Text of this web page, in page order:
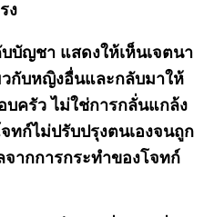
ง
บบัญชา แสดงให้เห็นเจตนา
วกับหญิงอื่นและกลับมาให้
ครัว ไม่ใช่การกลั่นแกล้ง
ทก์ไม่ปรับปรุงตนเองจนถูก
ากการกระทำของโจทก์